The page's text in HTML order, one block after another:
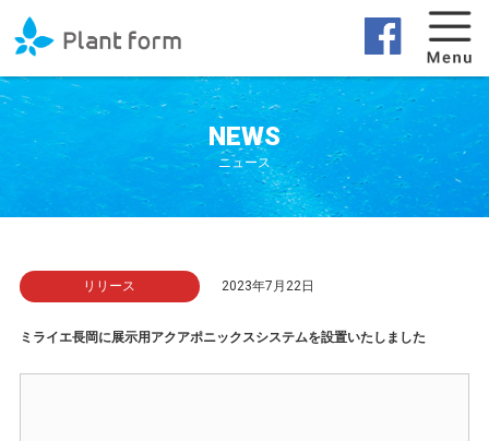
NEWS
ニュース
リリース 2023年7月22日
ミライエ長岡に展示用アクアポニックスシステムを設置いたしました